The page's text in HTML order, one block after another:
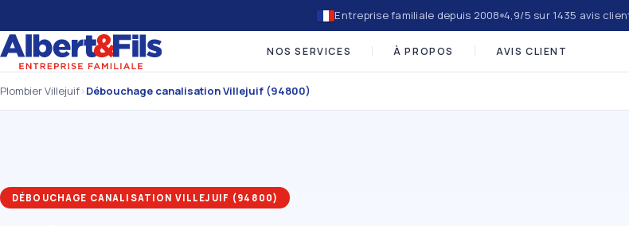
Entreprise familiale depuis 2008 4,9/5 sur 1435 avis
NOS SERVICES À PROPOS AVIS CLIENT
Plombier Villejuif›Débouchage canalisation Villejuif (94800)
DÉBOUCHAGE CANALISATION VILLEJUIF (94800)